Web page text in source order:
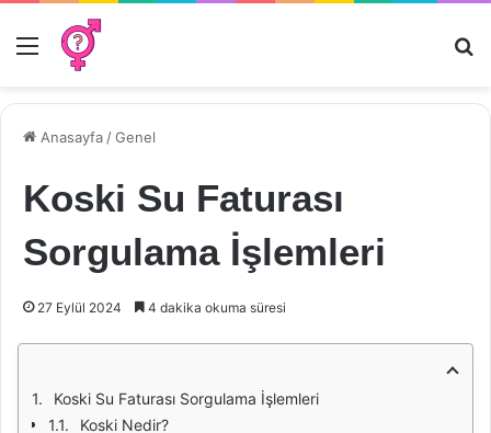
Menü
Anasayfa /Genel
Koski Su Faturası
Sorgulama İşlemleri
27 Eylül 2024 4 dakika okuma süresi
Koski Su Faturası Sorgulama İşlemleri
Koski Nedir?